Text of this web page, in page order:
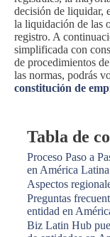
decisión de liquidar,
la liquidación de las
registro. A
simplificada con
de procedimientos
las normas, podrás
constitución de
Tabla de
Proceso Paso a
en América Latina
Aspectos
Preguntas
entidad en
Biz Latin Hub